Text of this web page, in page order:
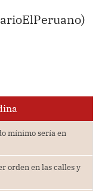
mínimo sería en
orden en las calles y